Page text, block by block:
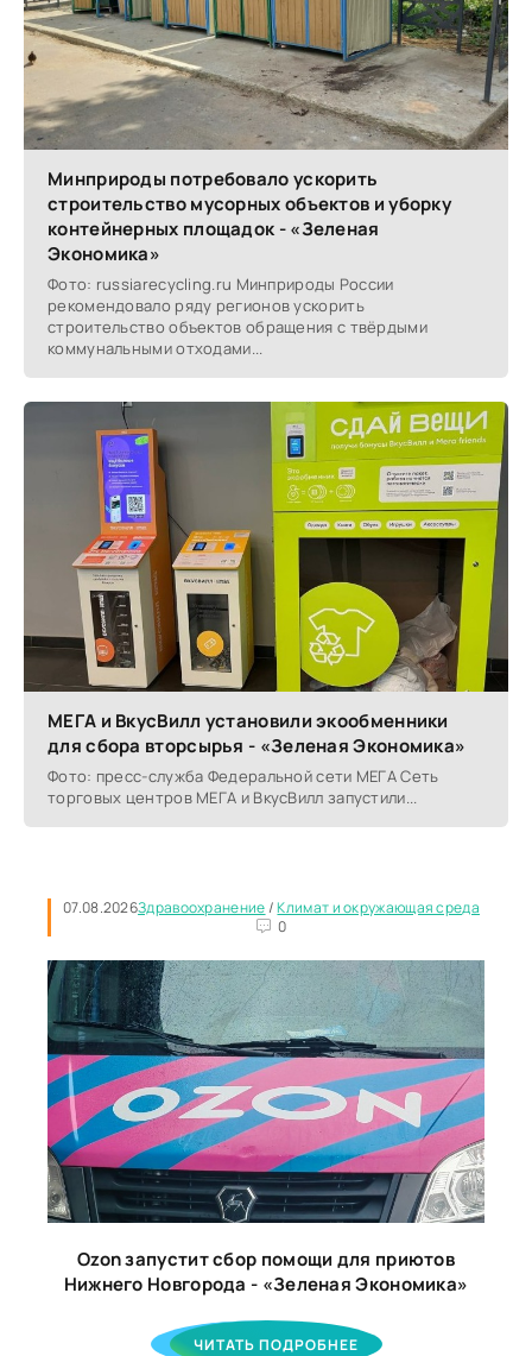
Минприроды потребовало ускорить
строительство мусорных объектов и уборку
контейнерных площадок - «Зеленая
Экономика»
Фото: russiarecycling.ru Минприроды России
рекомендовало ряду регионов ускорить
строительство объектов обращения с твёрдыми
коммунальными отходами...
МЕГА и ВкусВилл установили экообменники
для сбора вторсырья - «Зеленая Экономика»
Фото: пресс-служба Федеральной сети МЕГА Сеть
торговых центров МЕГА и ВкусВилл запустили...
07.08.2026Здравоохранение/Климат и окружающая среда
0
Ozon запустит сбор помощи для приютов
Нижнего Новгорода - «Зеленая Экономика»
ЧИТАТЬ ПОДРОБНЕЕ